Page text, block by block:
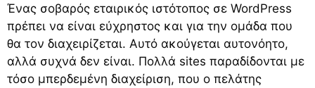
Ένας σοβαρός εταιρικός ιστότοπος σε WordPress
πρέπει να είναι εύχρηστος και για την ομάδα που
θα τον διαχειρίζεται. Αυτό ακούγεται αυτονόητο,
αλλά συχνά δεν είναι. Πολλά sites παραδίδονται με
τόσο μπερδεμένη διαχείριση, που ο πελάτης